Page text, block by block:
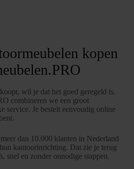
kopen
wil je dat het goed geregeld is.
combineren we een groot
service. Je bestelt eenvoudig online
dan 10.000 klanten in Nederland
kantoorinrichting. Dat zie je terug
snel en zonder onnodige stappen.